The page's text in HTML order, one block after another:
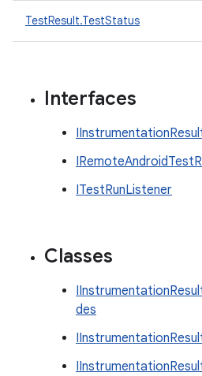
TestResult.TestStatus
Interfaces
ITestRunListener
Classes
des